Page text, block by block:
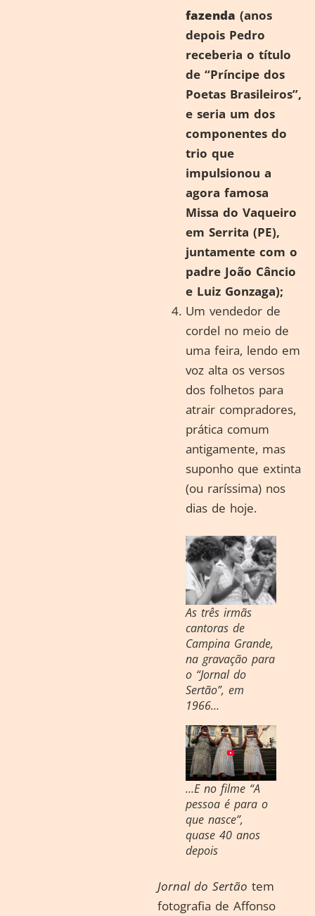
fazenda (anos
depois Pedro
receberia o título
de “Príncipe dos
Poetas Brasileiros”,
e seria um dos
componentes do
trio que
impulsionou a
agora famosa
Missa do Vaqueiro
em Serrita (PE),
juntamente com o
padre João Câncio
e Luiz Gonzaga);
Um vendedor de
cordel no meio de
uma feira, lendo em
voz alta os versos
dos folhetos para
atrair compradores,
prática comum
antigamente, mas
suponho que extinta
(ou raríssima) nos
dias de hoje.
As três irmãs
cantoras de
Campina Grande,
na gravação para
o “Jornal do
Sertão”, em
1966…
…E no filme “A
pessoa é para o
que nasce”,
quase 40 anos
depois
Jornal do Sertão tem
fotografia de Affonso